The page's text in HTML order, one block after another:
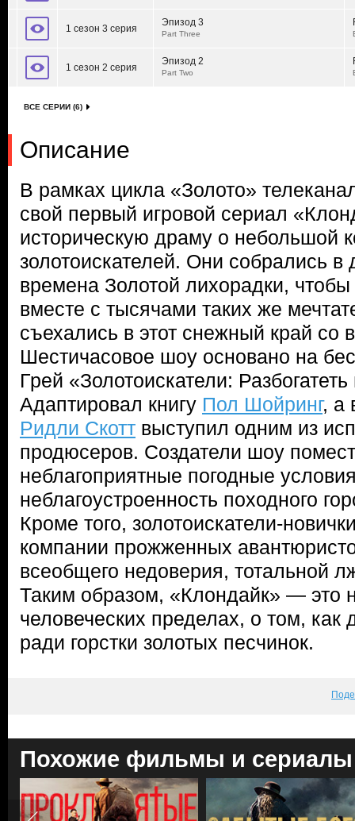
1 сезон 3 серия
Эпизод 3
Part Three
1 сезон 2 серия
Эпизод 2
Part Two
ВСЕ СЕРИИ (6)
Описание
В рамках цикла «Золото»
свой первый игровой сериал
историческую драму о небольшой
золотоискателей. Они собрались
времена Золотой лихорадки, чтобы
вместе с тысячами таких же
съехались в этот снежный край со
Шестичасовое шоу основано на
Грей «Золотоискатели:
Адаптировал книгу Пол Шойринг, а
Ридли Скотт выступил одним из
продюсеров. Создатели шоу
неблагоприятные погодные
неблагоустроенность походного
Кроме того, золотоискатели-
компании прожженных
всеобщего недоверия, тотальной
Таким образом, «Клондайк» — это
человеческих пределах, о том, как
ради горстки золотых песчинок.
Похожие фильмы и сериалы